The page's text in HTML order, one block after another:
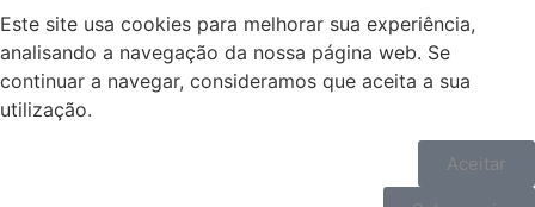
Este site usa cookies para melhorar sua experiência,
analisando a navegação da nossa página web. Se
continuar a navegar, consideramos que aceita a sua
utilização.
Aceitar